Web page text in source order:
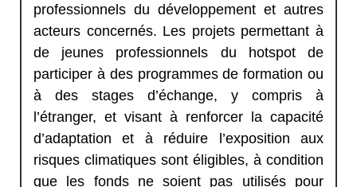
professionnels du développement et autres
acteurs concernés. Les projets permettant à
de jeunes professionnels du hotspot de
participer à des programmes de formation ou
à des stages d’échange, y compris à
l’étranger, et visant à renforcer la capacité
d’adaptation et à réduire l’exposition aux
risques climatiques sont éligibles, à condition
que les fonds ne soient pas utilisés pour